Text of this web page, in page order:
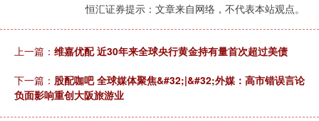
恒汇证券提示：文章来自网络，不代表本站观点。
上一篇： 维嘉优配 近30年来全球央行黄金持有量首次超过美债
下一篇： 股配咖吧 全球媒体聚焦&#32;|&#32;外媒：高市错误言论
负面影响重创大阪旅游业